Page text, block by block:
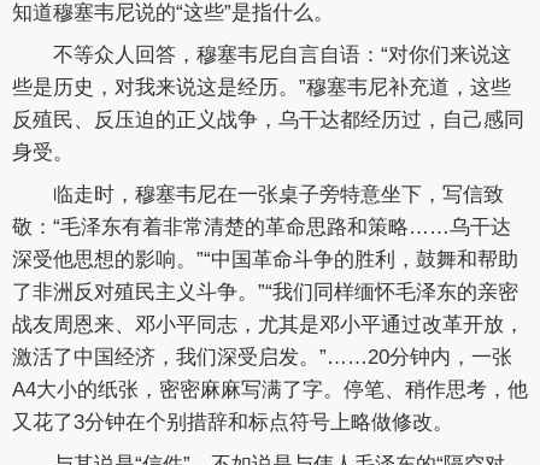
知道穆塞韦尼说的“这些”是指什么。
不等众人回答，穆塞韦尼自言自语：“对你们来说这
些是历史，对我来说这是经历。”穆塞韦尼补充道，这些
反殖民、反压迫的正义战争，乌干达都经历过，自己感同
身受。
临走时，穆塞韦尼在一张桌子旁特意坐下，写信致
敬：“毛泽东有着非常清楚的革命思路和策略……乌干达
深受他思想的影响。”“中国革命斗争的胜利，鼓舞和帮助
了非洲反对殖民主义斗争。”“我们同样缅怀毛泽东的亲密
战友周恩来、邓小平同志，尤其是邓小平通过改革开放，
激活了中国经济，我们深受启发。”……20分钟内，一张
A4大小的纸张，密密麻麻写满了字。停笔、稍作思考，他
又花了3分钟在个别措辞和标点符号上略做修改。